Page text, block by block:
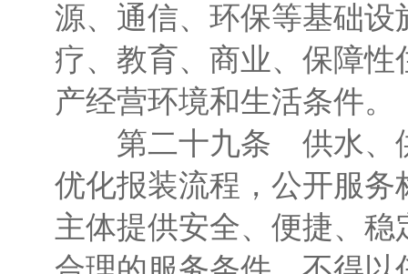
源、通信、环保等基础
疗、教育、商业、保障
产经营环境和生活条件。
第二十九条 供水、供
优化报装流程，公开服
主体提供安全、便捷、